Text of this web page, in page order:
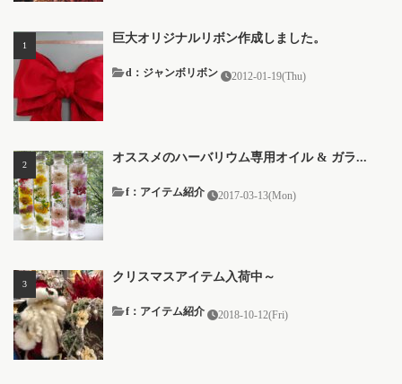
巨大オリジナルリボン作成しました。
2012-01-19(Thu)
d：ジャンボリボン
オススメのハーバリウム専用オイル & ガラ...
2017-03-13(Mon)
f：アイテム紹介
クリスマスアイテム入荷中～
2018-10-12(Fri)
f：アイテム紹介